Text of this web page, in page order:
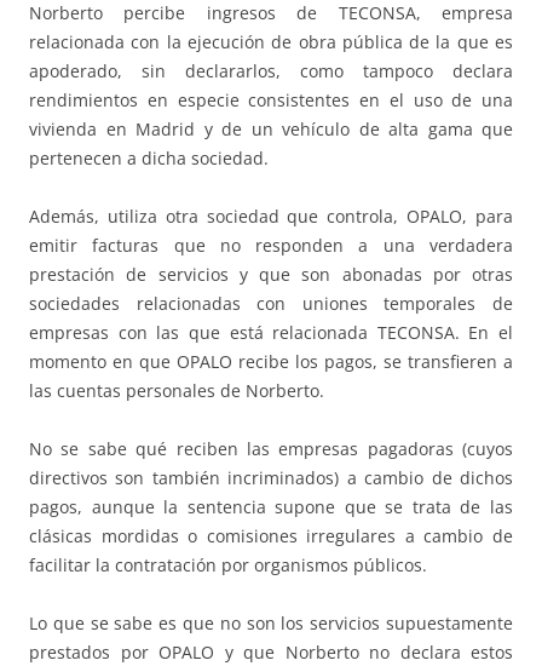
Norberto percibe ingresos de TECONSA, empresa
relacionada con la ejecución de obra pública de la que es
apoderado, sin declararlos, como tampoco declara
rendimientos en especie consistentes en el uso de una
vivienda en Madrid y de un vehículo de alta gama que
pertenecen a dicha sociedad.
Además, utiliza otra sociedad que controla, OPALO, para
emitir facturas que no responden a una verdadera
prestación de servicios y que son abonadas por otras
sociedades relacionadas con uniones temporales de
empresas con las que está relacionada TECONSA. En el
momento en que OPALO recibe los pagos, se transfieren a
las cuentas personales de Norberto.
No se sabe qué reciben las empresas pagadoras (cuyos
directivos son también incriminados) a cambio de dichos
pagos, aunque la sentencia supone que se trata de las
clásicas mordidas o comisiones irregulares a cambio de
facilitar la contratación por organismos públicos.
Lo que se sabe es que no son los servicios supuestamente
prestados por OPALO y que Norberto no declara estos